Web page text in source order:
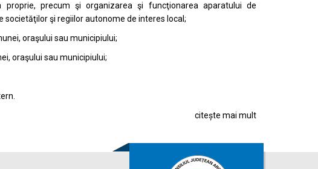
precum şi organizarea şi funcţionarea aparatului de
societăţilor şi regiilor autonome de interes local;
oraşului sau municipiului;
oraşului sau municipiului;
citește mai mult